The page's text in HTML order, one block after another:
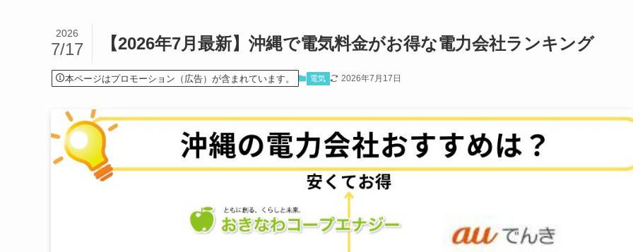
【2026年7月最新】沖縄で電気料金がお得な電力会社ランキング
2026
7/17
本ページはプロモーション（広告）が含まれています。 電気 2026年7月17日